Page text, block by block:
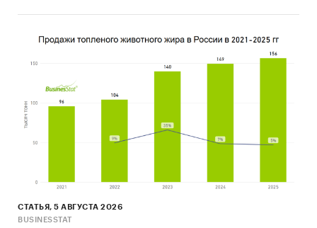
(количественный) анализ с применением
пакетов программ, к которым имеет доступ
Контент-анализ выполняется в рамках
проведения Desk Research (кабинетное
исследование). В общем виде целью
расплава на основе полиуретана и получить
(рассчитать) показатели, характеризующие его
состояние в настоящее время и в будущем.
СТАТЬЯ, 5 АВГУСТА 2026
BUSINESSTAT